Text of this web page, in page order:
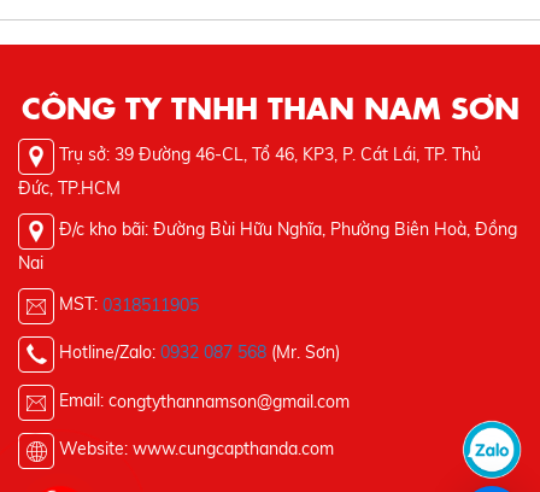
CÔNG TY TNHH THAN NAM SƠN
Trụ sở: 39 Đường 46-CL, Tổ 46, KP3, P. Cát Lái, TP. Thủ
Đức, TP.HCM
Đ/c kho bãi: Đường Bùi Hữu Nghĩa, Phường Biên Hoà, Đồng
Nai
MST: 0318511905
Hotline/Zalo: 0932 087 568 (Mr. Sơn)
Email: congtythannamson@gmail.com
Website: www.cungcapthanda.com